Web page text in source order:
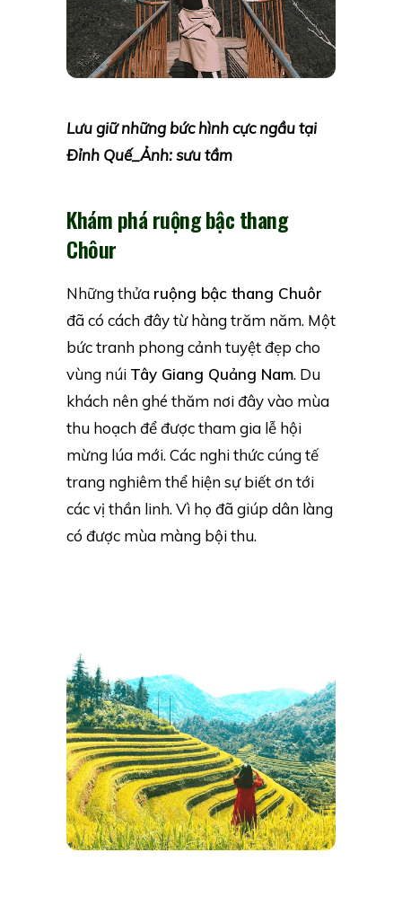
Lưu giữ những bức hình cực ngầu tại
Đỉnh Quế_Ảnh: sưu tầm
Khám phá ruộng bậc thang
Chôur
Những thửa ruộng bậc thang Chuôr
đã có cách đây từ hàng trăm năm. Một
bức tranh phong cảnh tuyệt đẹp cho
vùng núi Tây Giang Quảng Nam. Du
khách nên ghé thăm nơi đây vào mùa
thu hoạch để được tham gia lễ hội
mừng lúa mới. Các nghi thức cúng tế
trang nghiêm thể hiện sự biết ơn tới
các vị thần linh. Vì họ đã giúp dân làng
có được mùa màng bội thu.